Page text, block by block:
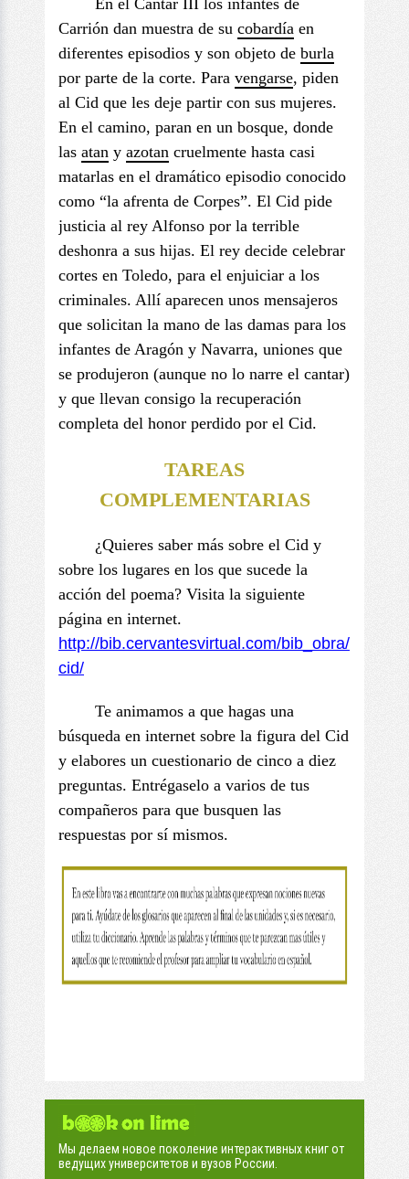
En el Cantar III los infantes de
Carrión dan muestra de su cobardía en
diferentes episodios y son objeto de burla
por parte de la corte. Para vengarse, piden
al Cid que les deje partir con sus mujeres.
En el camino, paran en un bosque, donde
las atan y azotan cruelmente hasta casi
matarlas en el dramático episodio conocido
como “la afrenta de Corpes”. El Cid pide
justicia al rey Alfonso por la terrible
deshonra a sus hijas. El rey decide celebrar
cortes en Toledo, para el enjuiciar a los
criminales. Allí aparecen unos mensajeros
que solicitan la mano de las damas para los
infantes de Aragón y Navarra, uniones que
se produjeron (aunque no lo narre el cantar)
y que llevan consigo la recuperación
completa del honor perdido por el Cid.
TAREAS
COMPLEMENTARIAS
¿Quieres saber más sobre el Cid y
sobre los lugares en los que sucede la
acción del poema? Visita la siguiente
página en internet.
http://bib.cervantesvirtual.com/bib_obra/
cid/
Te animamos a que hagas una
búsqueda en internet sobre la figura del Cid
y elabores un cuestionario de cinco a diez
preguntas. Entrégaselo a varios de tus
compañeros para que busquen las
respuestas por sí mismos.
Мы делаем новое поколение интерактивных книг от
ведущих университетов и вузов России.